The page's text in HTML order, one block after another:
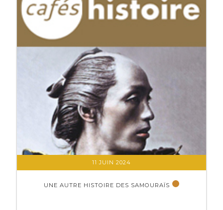
11 JUIN 2024
UNE AUTRE HISTOIRE DES SAMOURAÏS